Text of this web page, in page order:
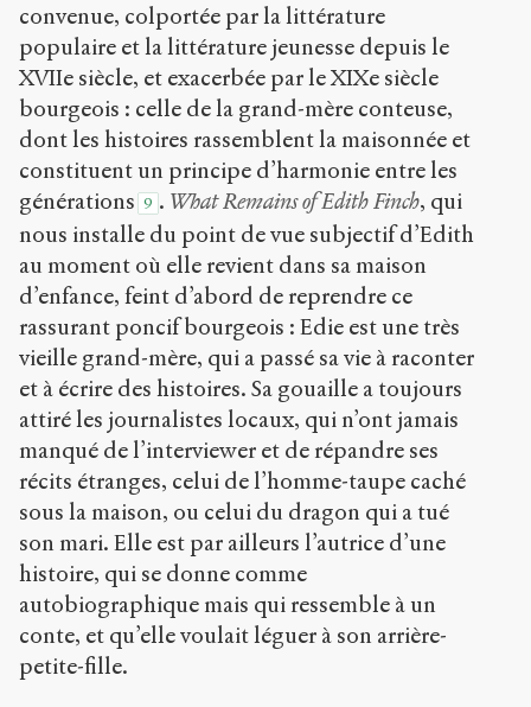
convenue, colportée par la littérature
populaire et la littérature jeunesse depuis le
XVIIe siècle, et exacerbée par le XIXe siècle
bourgeois : celle de la grand-mère conteuse,
dont les histoires rassemblent la maisonnée et
constituent un principe d’harmonie entre les
générations 9 . What Remains of Edith Finch, qui
nous installe du point de vue subjectif d’Edith
au moment où elle revient dans sa maison
d’enfance, feint d’abord de reprendre ce
rassurant poncif bourgeois : Edie est une très
vieille grand-mère, qui a passé sa vie à raconter
et à écrire des histoires. Sa gouaille a toujours
attiré les journalistes locaux, qui n’ont jamais
manqué de l’interviewer et de répandre ses
récits étranges, celui de l’homme-taupe caché
sous la maison, ou celui du dragon qui a tué
son mari. Elle est par ailleurs l’autrice d’une
histoire, qui se donne comme
autobiographique mais qui ressemble à un
conte, et qu’elle voulait léguer à son arrière-
petite-fille.